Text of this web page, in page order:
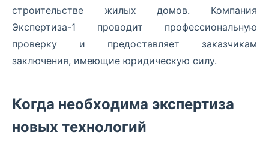
строительстве жилых домов. Компания
Экспертиза-1 проводит профессиональную
проверку и предоставляет заказчикам
заключения, имеющие юридическую силу.
Когда необходима экспертиза
новых технологий